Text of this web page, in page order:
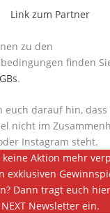
Link zum Partner
zu den
finden
.
euch darauf hin, dass
nicht im
Instagram steht.
Aktion mehr
exklusiven
Dann tragt euch
NEXT Newsletter ein.